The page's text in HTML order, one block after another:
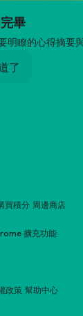
畢
明瞭的心得摘要
了
買積分 周邊商店
擴充功能
政策 幫助中心